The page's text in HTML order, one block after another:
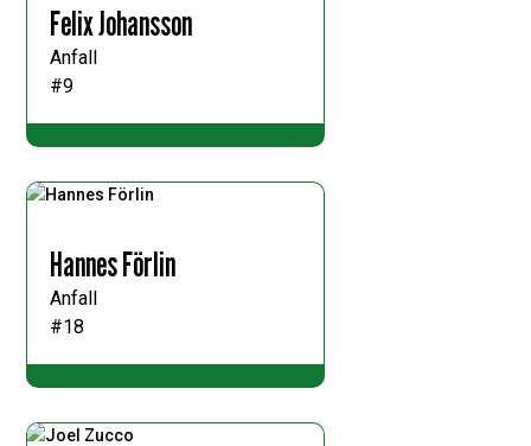
Felix Johansson
Anfall
#9
Hannes Förlin
Anfall
#18